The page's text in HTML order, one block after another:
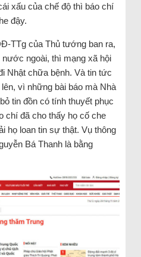
xấu của chế độ thì báo chí
đậy.
TTg của Thủ tướng ban ra,
nước ngoài, thì mạng xã hội
Nhật chữa bệnh. Và tin tức
vì những bài báo mà Nhà
tin đồn có tính thuyết phục
chí đã cho thấy họ cố che
họ loan tin sự thật. Vụ thông
Bá Thanh là bằng